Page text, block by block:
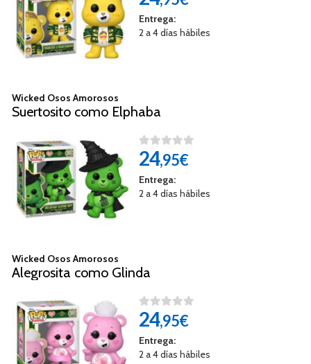
Entrega:
2 a 4 días hábiles
Wicked Osos Amorosos
Suertosito como Elphaba
24,95€
Entrega:
2 a 4 días hábiles
Wicked Osos Amorosos
Alegrosita como Glinda
24,95€
Entrega:
2 a 4 días hábiles